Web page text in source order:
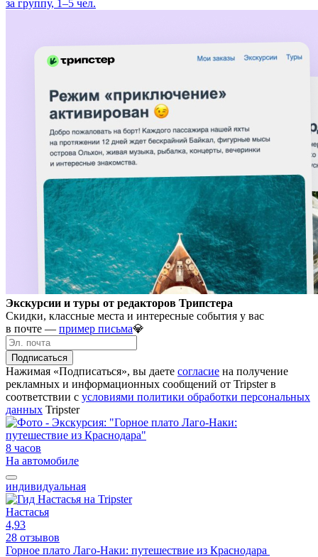
за группу, 1–5 чел.
Экскурсии и туры от редакторов Трипстера
Скидки, классные места и интересные события у вас
в почте — пример письма💎
Подписаться
Нажимая «Подписаться», вы даете согласие на получение
рекламных и информационных сообщений от Tripster в
соответствии c условиями политики обработки персональных
данных Tripster
8 часов
На автомобиле
индивидуальная
Настасья
4,93
28 отзывов
Горное плато Лаго-Наки: путешествие из Краснодара